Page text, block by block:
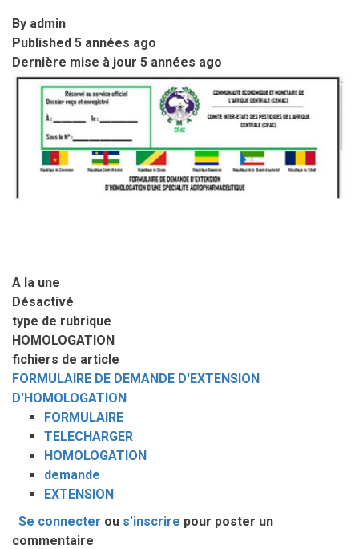
By admin
Published 5 années ago
Dernière mise à jour 5 années ago
A la une
Désactivé
type de rubrique
HOMOLOGATION
fichiers de article
FORMULAIRE DE DEMANDE D'EXTENSION
D'HOMOLOGATION
FORMULAIRE
TELECHARGER
HOMOLOGATION
demande
EXTENSION
Se connecter ou s'inscrire pour poster un
commentaire